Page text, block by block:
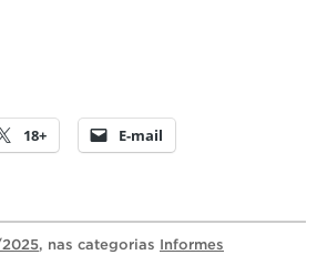
18+ E-mail
, nas categorias Informes